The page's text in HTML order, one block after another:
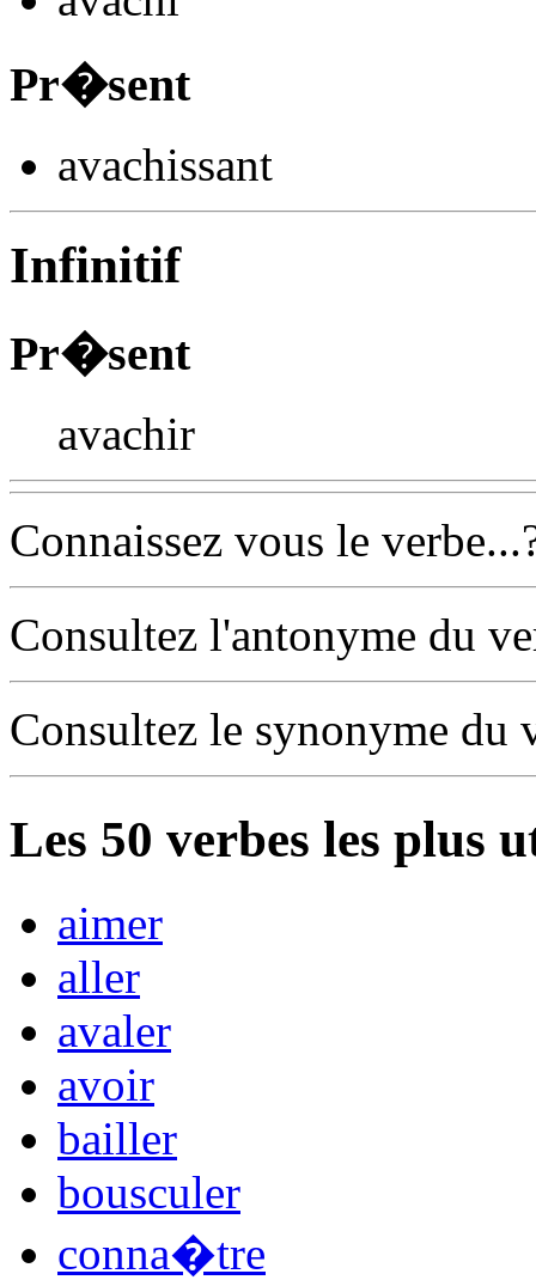
Pr�sent
avachissant
Infinitif
Pr�sent
avachir
Connaissez vous le
Consultez l'antonyme du
Consultez le synonyme du
Les 50 verbes les plus
aimer
aller
avaler
avoir
bailler
bousculer
conna�tre